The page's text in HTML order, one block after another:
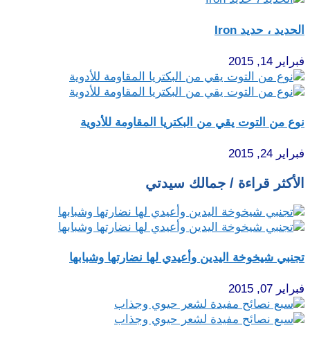
الحديد ، حديد Iron
فبراير 14, 2015
نوع من التوت يقي من البكتريا المقاومة للأدوية
فبراير 24, 2015
الأكثر قراءة / جمالك سيدتي
تجنبي شيخوخة اليدين وأعيدي لها نضارتها وشبابها
فبراير 07, 2015